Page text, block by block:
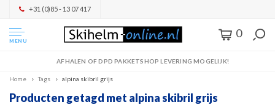
+31 (0)85 - 13 07 417
MENU
0
AFHALEN OF DPD PAKKETSHOP LEVERING MOGELIJK!
Home Tags alpina skibril grijs
Producten getagd met alpina skibril grijs